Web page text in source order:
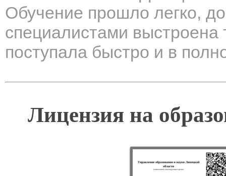
Обучение прошло легко,
специалистами
поступала быстро и в
Лицензия на